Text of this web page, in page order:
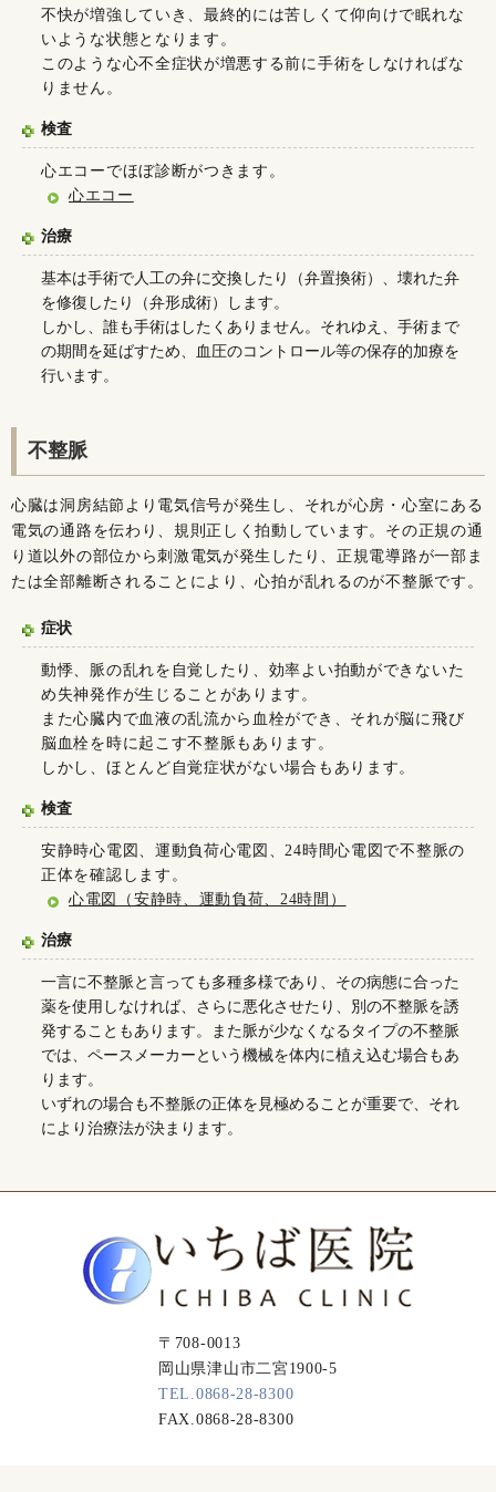
不快が増強していき、最終的には苦しくて仰向けで眠れな
いような状態となります。
このような心不全症状が増悪する前に手術をしなければな
りません。
検査
心エコーでほぼ診断がつきます。
心エコー
治療
基本は手術で人工の弁に交換したり（弁置換術）、壊れた弁
を修復したり（弁形成術）します。
しかし、誰も手術はしたくありません。それゆえ、手術まで
の期間を延ばすため、血圧のコントロール等の保存的加療を
行います。
不整脈
心臓は洞房結節より電気信号が発生し、それが心房・心室にある
電気の通路を伝わり、規則正しく拍動しています。その正規の通
り道以外の部位から刺激電気が発生したり、正規電導路が一部ま
たは全部離断されることにより、心拍が乱れるのが不整脈です。
症状
動悸、脈の乱れを自覚したり、効率よい拍動ができないた
め失神発作が生じることがあります。
また心臓内で血液の乱流から血栓ができ、それが脳に飛び
脳血栓を時に起こす不整脈もあります。
しかし、ほとんど自覚症状がない場合もあります。
検査
安静時心電図、運動負荷心電図、24時間心電図で不整脈の
正体を確認します。
心電図（安静時、運動負荷、24時間）
治療
一言に不整脈と言っても多種多様であり、その病態に合った
薬を使用しなければ、さらに悪化させたり、別の不整脈を誘
発することもあります。また脈が少なくなるタイプの不整脈
では、ペースメーカーという機械を体内に植え込む場合もあ
ります。
いずれの場合も不整脈の正体を見極めることが重要で、それ
により治療法が決まります。
〒708-0013
岡山県津山市二宮1900-5
TEL.0868-28-8300
FAX.0868-28-8300